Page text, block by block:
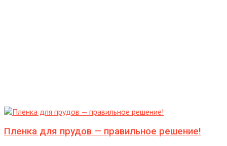
Пленка для прудов — правильное решение!